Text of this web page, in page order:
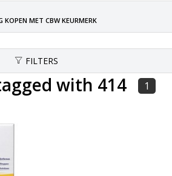
KOPEN MET CBW KEURMERK
FILTERS
with 414 1